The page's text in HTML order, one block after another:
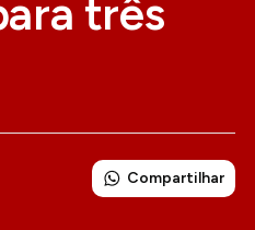
três
Compartilhar